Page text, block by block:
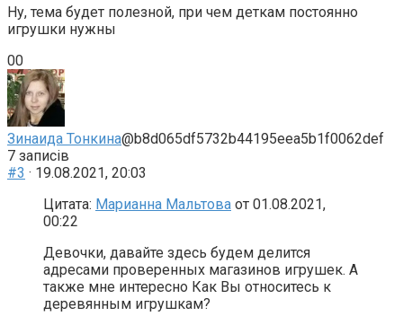
Ну, тема будет полезной, при чем деткам постоянно
игрушки нужны
Голосуйте
-
палець
донизу.
0Голосуйте
-
палець
доверху.
0
Зинаида Тонкина@b8d065df5732b44195eea5b1f0062def
7 записів
#3 · 19.08.2021, 20:03
Цитата: Марианна Мальтова от 01.08.2021,
00:22
Девочки, давайте здесь будем делится
адресами проверенных магазинов игрушек. А
также мне интересно Как Вы относитесь к
деревянным игрушкам?